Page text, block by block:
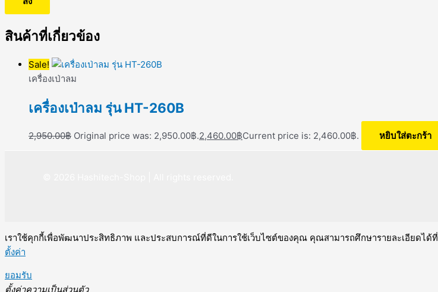
สินค้าที่เกี่ยวข้อง
Sale!
เครื่องเป่าลม
เครื่องเป่าลม รุ่น HT-260B
2,950.00฿ Original price was: 2,950.00฿.2,460.00฿Current price is: 2,460.00฿. หยิบใส่ตะกร้า
เราใช้คุกกี้เพื่อพัฒนาประสิทธิภาพ และประสบการณ์ที่ดีในการใช้เว็บไซต์ของคุณ คุณสามารถศึกษารายละเอียดได้ที่
ตั้งค่า
ยอมรับ
ตั้งค่าความเป็นส่วนตัว